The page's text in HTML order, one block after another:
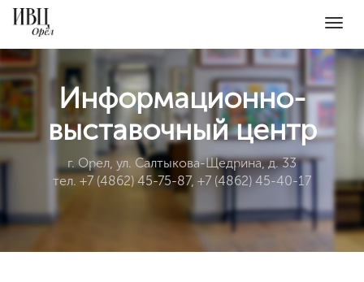
Информационно-
выставочный центр
г. Орел, ул. Салтыкова-Щедрина, д. 33
тел. +7 (4862) 45-75-87, +7 (4862) 45-40-17